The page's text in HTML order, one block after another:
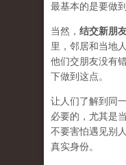
最基本的是要做到
当然， 结交新朋
里，邻居和当地
他们交朋友没有
下做到这点。
让人们了解到同
必要的，尤其是
不要害怕遇见别
真实身份。